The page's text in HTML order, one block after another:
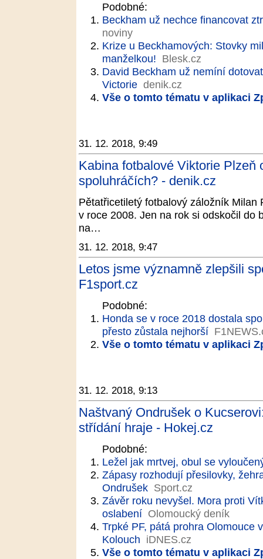
Podobné:
Beckham už nechce financovat
noviny
Krize u Beckhamových: Stovky
manželkou! Blesk.cz
David Beckham už nemíní
Victorie denik.cz
Vše o tomto tématu v aplikaci
31. 12. 2018, 9:49
Kabina fotbalové Viktorie Plzeň
spoluhráčích? - denik.cz
Pětatřicetiletý fotbalový záložník
v roce 2008. Jen na rok si odskočil do
na…
31. 12. 2018, 9:47
Letos jsme významně zlepšili
F1sport.cz
Podobné:
Honda se v roce 2018 dostala
přesto zůstala nejhorší
Vše o tomto tématu v aplikaci
31. 12. 2018, 9:13
Naštvaný Ondrušek o
střídání hraje - Hokej.cz
Podobné:
Ležel jak mrtvej, obul se
Zápasy rozhodují přesilovky,
Ondrušek Sport.cz
Závěr roku nevyšel. Mora proti
oslabení Olomoucký deník
Trpké PF, pátá prohra Olomouce
Kolouch iDNES.cz
Vše o tomto tématu v aplikaci